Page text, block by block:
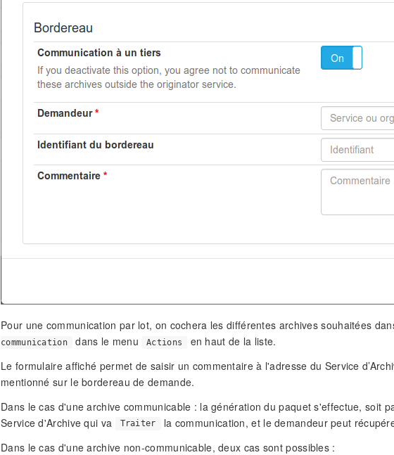
Pour une communication par lot, on cochera les différentes archives souhaitées
communication
dans le menu Actions
en haut de la liste.
Le formulaire affiché permet de saisir un commentaire à l'adresse du Service
mentionné sur le bordereau de demande.
Dans le cas d'une archive communicable : la génération du paquet s'effectue, soit
Service d'Archive qui va
Traiter
la communication, et le demandeur peut
Dans le cas d'une archive non-communicable, deux cas sont possibles :